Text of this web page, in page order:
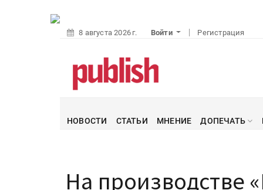
8 августа 2026 г. Войти Регистрация
НОВОСТИ СТАТЬИ МНЕНИЕ ДОПЕЧАТЬ
На производстве